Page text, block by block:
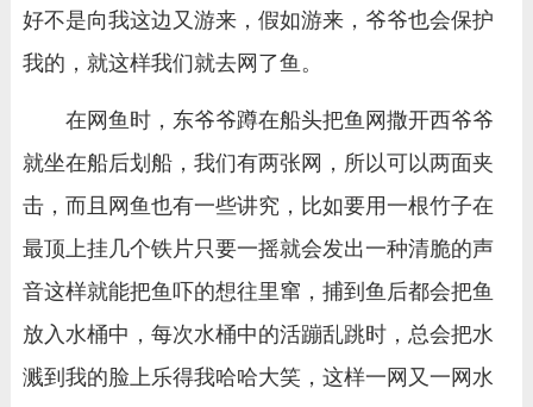
好不是向我这边又游来，假如游来，爷爷也会保护
我的，就这样我们就去网了鱼。
在网鱼时，东爷爷蹲在船头把鱼网撒开西爷爷
就坐在船后划船，我们有两张网，所以可以两面夹
击，而且网鱼也有一些讲究，比如要用一根竹子在
最顶上挂几个铁片只要一摇就会发出一种清脆的声
音这样就能把鱼吓的想往里窜，捕到鱼后都会把鱼
放入水桶中，每次水桶中的活蹦乱跳时，总会把水
溅到我的脸上乐得我哈哈大笑，这样一网又一网水